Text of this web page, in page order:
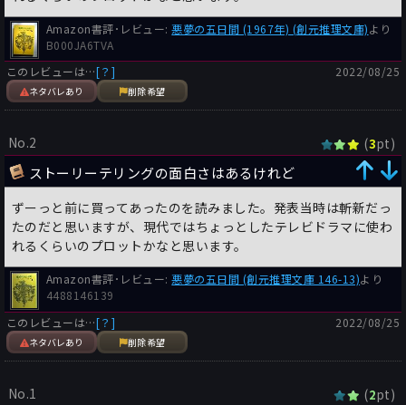
Amazon書評･レビュー:悪夢の五日間 (1967年) (創元推理文庫)より
B000JA6TVA
このレビューは…[？]
ネタバレあり 削除希望
2022/08/25
No.2 (3pt)
ストーリーテリングの面白さはあるけれど
ずーっと前に買ってあったのを読みました。発表当時は斬新だっ
たのだと思いますが、現代ではちょっとしたテレビドラマに使わ
れるくらいのプロットかなと思います。
Amazon書評･レビュー:悪夢の五日間 (創元推理文庫 146-13)より
4488146139
このレビューは…[？]
ネタバレあり 削除希望
2022/08/25
No.1 (2pt)